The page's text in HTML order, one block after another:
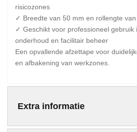
risicozones
✓ Breedte van 50 mm en rollengte
✓ Geschikt voor professioneel gebruik
onderhoud en facilitair beheer
Een opvallende afzettape voor
en afbakening van werkzones.
Extra informatie